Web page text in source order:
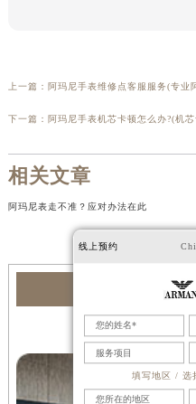
上一篇： 阿玛尼手表维修点客服服务(专业
下一篇： 阿玛尼手表机芯卡顿怎么办?(机
相关文章
阿玛尼表走不准？应对办法在此
阿
重庆阿玛
线上预约
填写地区 / 选